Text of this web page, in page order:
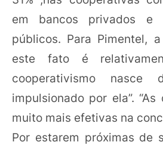
em bancos privados e
públicos. Para Pimentel,
este fato é
cooperativismo
impulsionado por ela”.
muito mais efetivas na
Por estarem próximas de